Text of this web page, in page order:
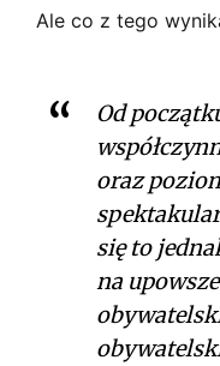
Ale co z tego
Od
oraz
się to
na